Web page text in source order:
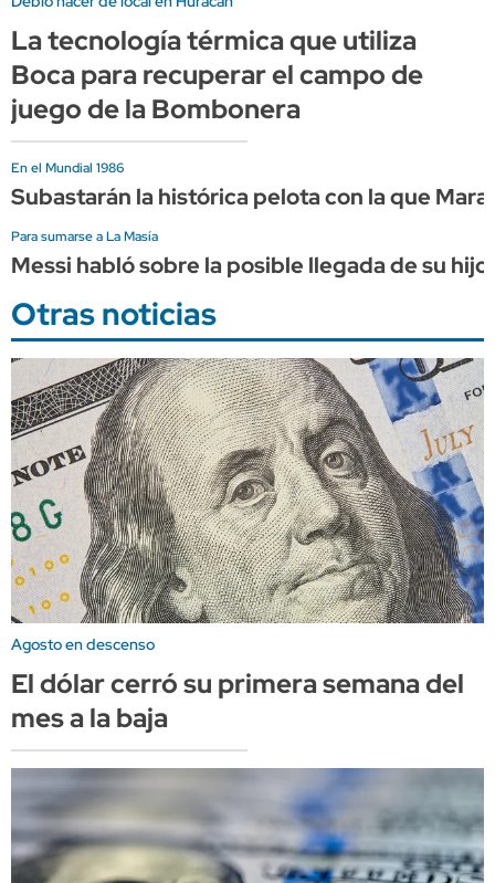
La tecnología térmica que utiliza
Boca para recuperar el campo de
juego de la Bombonera
En el Mundial 1986
Subastarán la histórica pelota con la que
Para sumarse a La Masía
Messi habló sobre la posible llegada de su
Otras noticias
Agosto en descenso
El dólar cerró su primera semana del
mes a la baja